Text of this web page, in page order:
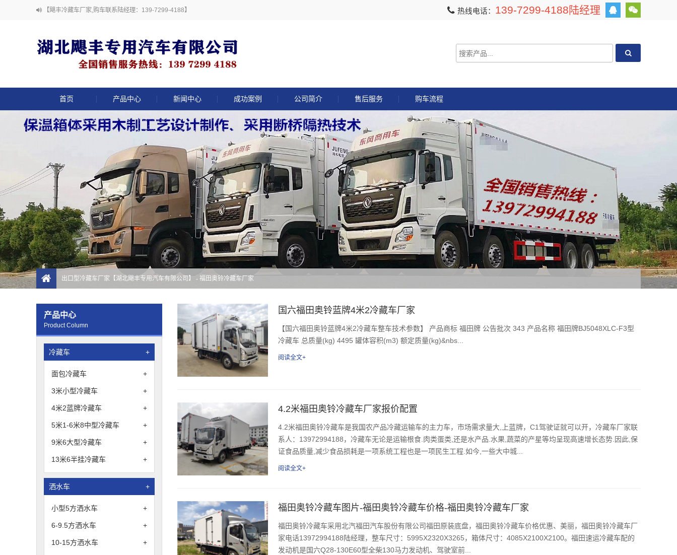
【飓丰冷藏车厂家,购车联系陆经理：139-7299-4188】 热线电话： 139-7299-4188陆经理
首页 产品中心 新闻中心 成功案例 公司简介 售后服务 购车流程
出口型冷藏车厂家【湖北飓丰专用汽车有限公司】 - 福田奥铃冷藏车厂家
产品中心
Product Column
冷藏车 +
面包冷藏车 +
3米小型冷藏车 +
4米2蓝牌冷藏车 +
5米1-6米8中型冷藏车 +
9米6大型冷藏车 +
13米6半挂冷藏车 +
洒水车 +
小型5方洒水车 +
6-9.5方洒水车 +
10-15方洒水车 +
国六福田奥铃蓝牌4米2冷藏车厂家
【国六福田奥铃蓝牌4米2冷藏车整车技术参数】 产品商标 福田牌 公告批次 343 产品名称 福田牌BJ5048XLC-F3型
冷藏车 总质量(kg) 4495 罐体容积(m3) 额定质量(kg)&nbs...
阅读全文+
4.2米福田奥铃冷藏车厂家报价配置
4.2米福田奥铃冷藏车是我国农产品冷藏运输车的主力车，市场需求量大,上蓝牌，C1驾驶证就可以开，冷藏车厂家联
系人：13972994188，冷藏车无论是运输根食.肉类蛋类,还是水产品.水果,蔬菜的产星等均呈现高速增长态势.因此,保
证食品质量,减少食品损耗是一项系统工程也是一项民生工程.如今,一些大中城...
阅读全文+
福田奥铃冷藏车图片-福田奥铃冷藏车价格-福田奥铃冷藏车厂家
福田奥铃冷藏车采用北汽福田汽车股份有限公司福田原装底盘，福田奥铃冷藏车价格优惠、美丽，福田奥铃冷藏车厂
家电话13972994188陆经理，整车尺寸：5995X2320X3265，箱体尺寸：4085X2100X2100。福田速运冷藏车配的
发动机是国六Q28-130E60型全柴130马力发动机、驾驶室前...